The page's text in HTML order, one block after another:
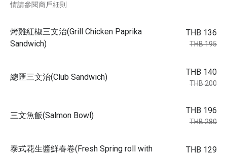
情請參閱商戶細則
烤雞紅椒三文治(Grill Chicken Paprika
Sandwich)
THB 136
THB 195
總匯三文治(Club Sandwich)
THB 140
THB 200
三文魚飯(Salmon Bowl)
THB 196
THB 280
泰式花生醬鮮春卷(Fresh Spring roll with
THB 129